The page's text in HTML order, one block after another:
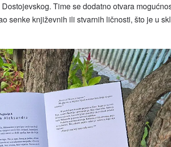
Time se dodatno otvara
senke književnih ili stvarnih ličnosti, što je u